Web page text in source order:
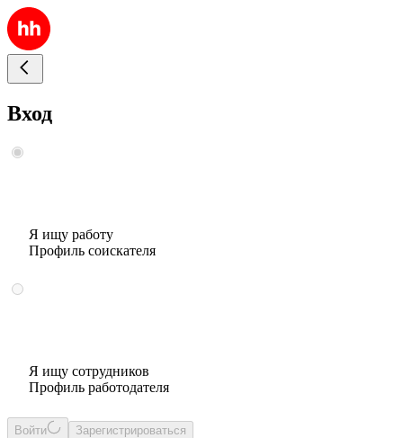
Вход
Я ищу работу
Профиль соискателя
Я ищу сотрудников
Профиль работодателя
Войти Зарегистрироваться